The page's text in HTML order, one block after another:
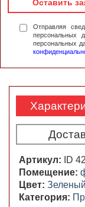
Оставить
Отправляя
персональных
персональных
Артикул:
ID
Помещение:
Цвет: Зеленый
Категория: